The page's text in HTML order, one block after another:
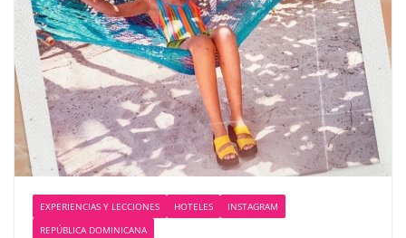
EXPERIENCIAS Y LECCIONES HOTELES
INSTAGRAM
REPÚBLICA DOMINICANA